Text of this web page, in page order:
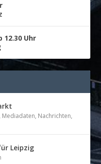
Uhr
Mediadaten, Nachrichten,
Leipzig